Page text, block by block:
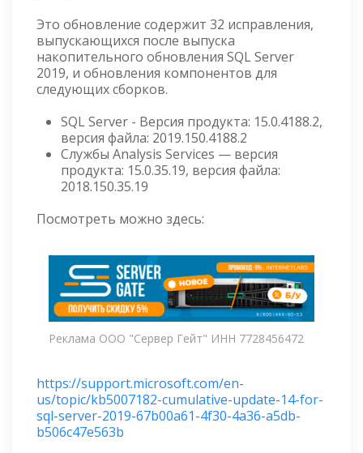
Это обновление содержит 32 исправления,
выпускающихся после выпуска
накопительного обновления SQL Server
2019, и обновления компонентов для
следующих сборков.
SQL Server - Версия продукта: 15.0.4188.2,
версия файла: 2019.150.4188.2
Службы Analysis Services — версия
продукта: 15.0.35.19, версия файла:
2018.150.35.19
Посмотреть можно здесь:
Реклама ООО "Сервер Гейт" ИНН 7728456472
https://support.microsoft.com/en-
us/topic/kb5007182-cumulative-update-14-for-
sql-server-2019-67b00a61-4f30-4a36-a5db-
b506c47e563b